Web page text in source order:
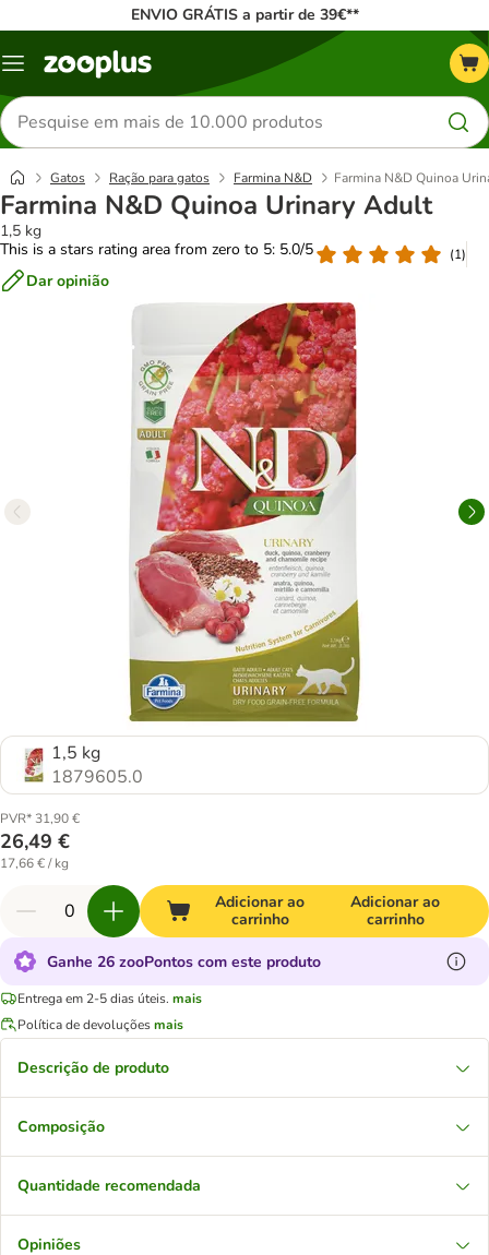
ENVIO GRÁTIS a partir de 39€**
Menu
Pesquisar
produtos
Gatos Ração para gatos Farmina N&D Farmina N&D Quinoa
Farmina N&D Quinoa Urinary Adult
1,5 kg
This is a stars rating area from zero to 5: 5.0/5
(1)
Dar opinião
1,5 kg
1879605.0
PVR* 31,90 €
26,49 €
17,66 € / kg
Adicionar ao
carrinho
Adicionar ao
carrinho
Ganhe 26 zooPontos com este produto
Entrega em 2-5 dias úteis. mais
Política de devoluçõesmais
Descrição de produto
Composição
Quantidade recomendada
Opiniões